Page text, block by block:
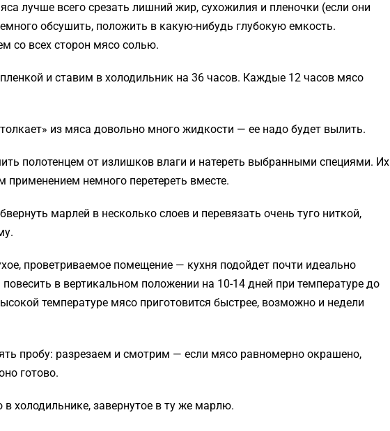
лучше всего срезать лишний жир, сухожилия и пленочки (если они
обсушить, положить в какую-нибудь глубокую емкость.
со всех сторон мясо солью.
и ставим в холодильник на 36 часов. Каждые 12 часов мясо
из мяса довольно много жидкости — ее надо будет вылить.
полотенцем от излишков влаги и натереть выбранными специями. Их
применением немного перетереть вместе.
марлей в несколько слоев и перевязать очень туго ниткой,
проветриваемое помещение — кухня подойдет почти идеально
в вертикальном положении на 10-14 дней при температуре до
температуре мясо приготовится быстрее, возможно и недели
пробу: разрезаем и смотрим — если мясо равномерно окрашено,
готово.
холодильнике, завернутое в ту же марлю.